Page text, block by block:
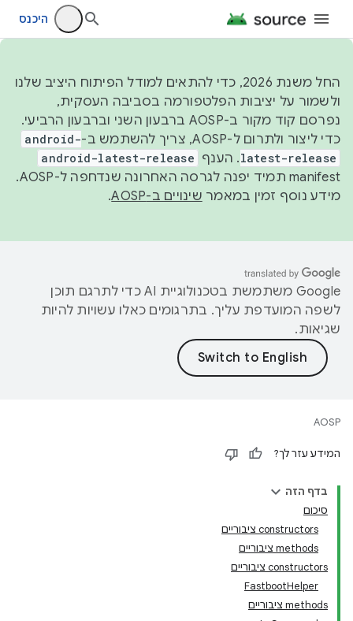
היכנס
החל משנת 2026, כדי להתאים למודל הפיתוח היציב שלנו
ולשמור על יציבות הפלטפורמה בסביבה העסקית,
נפרסם קוד מקור ב-AOSP ברבעון השני וברבעון הרביעי.
כדי ליצור ולתרום ל-AOSP, צריך להשתמש ב-
android-
latest-release. הענף android-latest-release
manifest תמיד יפנה לגרסה האחרונה שנדחפה ל-AOSP.
מידע נוסף זמין במאמר שינויים ב-AOSP .
‫Google משתמשת בטכנולוגיית AI כדי לתרגם תוכן
לשפה המועדפת עליך. בתרגומים כאלו עשויות להיות
שגיאות.
AOSP
המידע עזר לך?
בדף הזה
סיכום
‫constructors ציבוריים
‫methods ציבוריים
‫constructors ציבוריים
FastbootHelper
‫methods ציבוריים